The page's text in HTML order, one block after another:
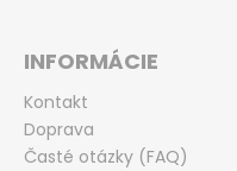
INFORMÁCIE
Kontakt
Doprava
Časté otázky (FAQ)